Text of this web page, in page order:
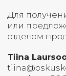
Для
или
отделом
Tiina